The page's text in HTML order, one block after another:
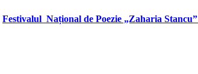
Festivalul Național de Poezie „Zaharia Stancu”